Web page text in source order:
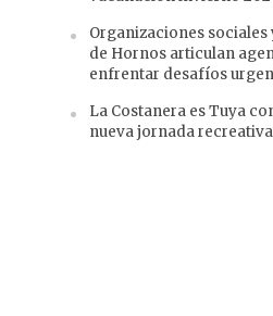
Organizaciones
de Hornos articulan
enfrentar desafíos
La Costanera es Tuya
nueva jornada recreativa